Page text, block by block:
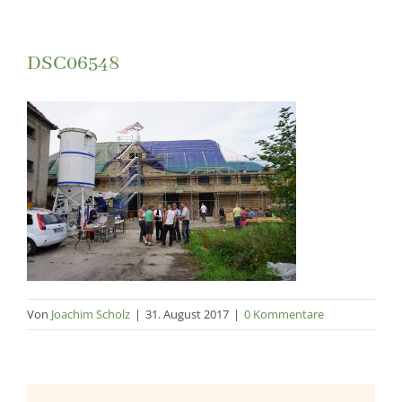
DSC06548
Von Joachim Scholz | 31. August 2017 | 0 Kommentare